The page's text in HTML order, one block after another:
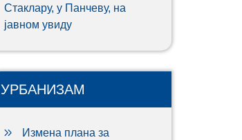
Стаклару, у Панчеву, на
јавном увиду
УРБАНИЗАМ
Измена плана за